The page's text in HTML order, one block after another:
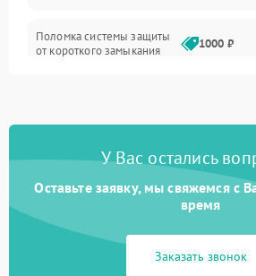
Корпус/Герметичность
Поломка системы защиты
от короткого замыкания
1000 ₽
Неисправность системы
перенапряжения
1000 ₽
Неисправность системы
защиты от замыкания
1000 ₽
У Вас остались
Оставьте заявку, мы свяжемся с
время
Заказать звонок